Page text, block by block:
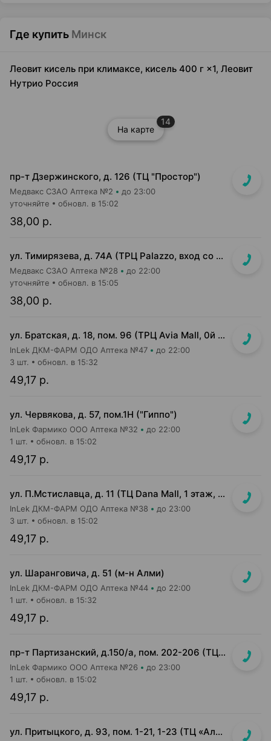
Где купить Минск
Леовит кисель при климаксе, кисель 400 г ×1, Леовит
Нутрио Россия
На карте
14
пр-т Дзержинского, д. 126 (ТЦ "Простор")
Медвакс СЗАО Аптека №2 до 23:00
38,00 р.
уточняйте обновл. в 15:02
ул. Тимирязева, д. 74А (ТРЦ Palazzo, вход со стороны ул. Тимирязева)
Медвакс СЗАО Аптека №28 до 22:00
38,00 р.
уточняйте обновл. в 15:05
ул. Братская, д. 18, пом. 96 (ТРЦ Avia Mall, 0й этаж рядом с гипермаркетом Green)
InLek ДКМ-ФАРМ ОДО Аптека №47 до 22:00
49,17 р.
3 шт. обновл. в 15:32
ул. Червякова, д. 57, пом.1Н ("Гиппо")
InLek Фармико ООО Аптека №32 до 22:00
49,17 р.
1 шт. обновл. в 15:02
ул. П.Мстиславца, д. 11 (ТЦ Dana Mall, 1 этаж, вход напротив инфоцентра м-на Green)
InLek ДКМ-ФАРМ ОДО Аптека №38 до 23:00
49,17 р.
3 шт. обновл. в 15:02
ул. Шаранговича, д. 51 (м-н Алми)
InLek ДКМ-ФАРМ ОДО Аптека №44 до 22:00
49,17 р.
1 шт. обновл. в 15:32
пр-т Партизанский, д.150/а, пом. 202-206 (ТЦ "Момо")
InLek Фармико ООО Аптека №26 до 23:00
49,17 р.
1 шт. обновл. в 15:02
ул. Притыцкого, д. 93, пом. 1-21, 1-23 (ТЦ «Алми (Притыцкого)», слева от главного входа)